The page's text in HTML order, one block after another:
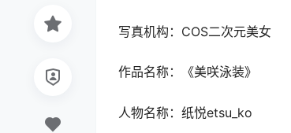
写真机构：COS二次元美女
作品名称：《美咲泳装》
人物名称：纸悦etsu_ko